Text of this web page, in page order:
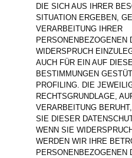
DIE SICH AUS IHRER
SITUATION ERGEBEN,
VERARBEITUNG IHRER
PERSONENBEZOGENEN
WIDERSPRUCH
AUCH FÜR EIN AUF DIESE
BESTIMMUNGEN
PROFILING. DIE
RECHTSGRUNDLAGE,
VERARBEITUNG
SIE DIESER
WENN SIE
WERDEN WIR IHRE
PERSONENBEZOGENEN